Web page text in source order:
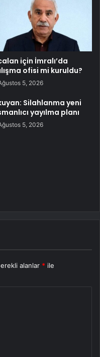
için İmralı’da
ofisi mi kuruldu?
5, 2026
Silahlanma yeni
yayılma planı
5, 2026
alanlar * ile